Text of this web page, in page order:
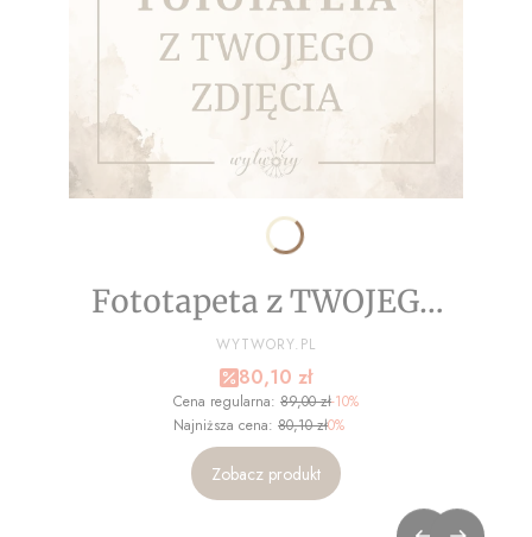
Fototapeta z TWOJEGO
ZDJĘCIA - NA WYMIAR
PRODUCENT
WYTWORY.PL
Cena promocyjna
80,10 zł
Cena regularna: 89,00 zł-10%
Najniższa cena: 80,10 zł0%
Zobacz produkt